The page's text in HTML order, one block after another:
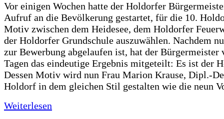
Vor einigen Wochen hatte der Holdorfer
Aufruf an die Bevölkerung gestartet, für die 10.
Motiv zwischen dem Heidesee, dem Holdorfer
der Holdorfer Grundschule auszuwählen. Nachdem
zur Bewerbung abgelaufen ist, hat der Bürgermeister
Tagen das eindeutige Ergebnis mitgeteilt: Es ist der
Dessen Motiv wird nun Frau Marion Krause, Dipl.-
Holdorf in dem gleichen Stil gestalten wie die neun
Weiterlesen